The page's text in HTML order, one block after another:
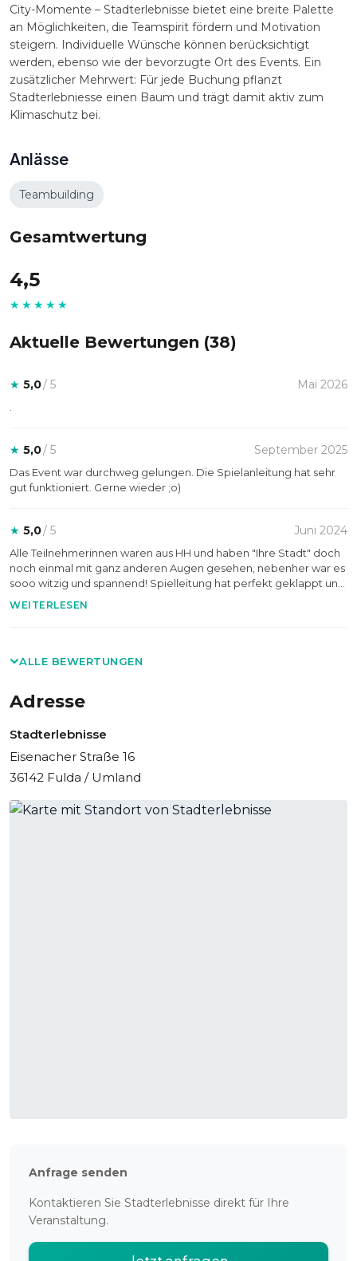
City-Momente – Stadterlebnisse bietet eine breite Palette
an Möglichkeiten, die Teamspirit fördern und Motivation
steigern. Individuelle Wünsche können berücksichtigt
werden, ebenso wie der bevorzugte Ort des Events. Ein
zusätzlicher Mehrwert: Für jede Buchung pflanzt
Stadterlebniesse einen Baum und trägt damit aktiv zum
Klimaschutz bei.
Anlässe
Teambuilding
Gesamtwertung
4,5
★★★★★
Aktuelle Bewertungen (38)
★ 5,0/ 5 Mai 2026
★ 5,0/ 5 September 2025
Das Event war durchweg gelungen. Die Spielanleitung hat sehr
gut funktioniert. Gerne wieder ;o)
★ 5,0/ 5 Juni 2024
Alle Teilnehmerinnen waren aus HH und haben "Ihre Stadt" doch
noch einmal mit ganz anderen Augen gesehen, nebenher war es
sooo witzig und spannend! Spielleitung hat perfekt geklappt und
WEITERLESEN
ALLE BEWERTUNGEN
Adresse
Stadterlebnisse
Eisenacher Straße 16
36142 Fulda / Umland
Anfrage senden
Kontaktieren Sie Stadterlebnisse direkt für Ihre
Veranstaltung.